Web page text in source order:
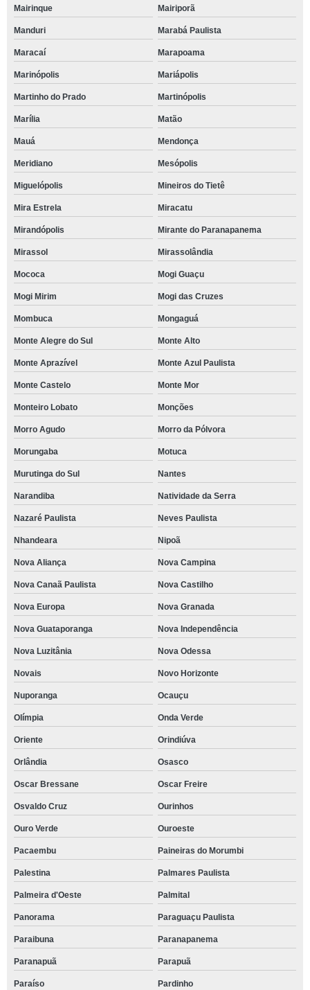
Mairinque Mairiporã
Manduri Marabá Paulista
Maracaí Marapoama
Marinópolis Mariápolis
Martinho do Prado Martinópolis
Marília Matão
Mauá Mendonça
Meridiano Mesópolis
Miguelópolis Mineiros do Tietê
Mira Estrela Miracatu
Mirandópolis Mirante do Paranapanema
Mirassol Mirassolândia
Mococa Mogi Guaçu
Mogi Mirim Mogi das Cruzes
Mombuca Mongaguá
Monte Alegre do Sul Monte Alto
Monte Aprazível Monte Azul Paulista
Monte Castelo Monte Mor
Monteiro Lobato Monções
Morro Agudo Morro da Pólvora
Morungaba Motuca
Murutinga do Sul Nantes
Narandiba Natividade da Serra
Nazaré Paulista Neves Paulista
Nhandeara Nipoã
Nova Aliança Nova Campina
Nova Canaã Paulista Nova Castilho
Nova Europa Nova Granada
Nova Guataporanga Nova Independência
Nova Luzitânia Nova Odessa
Novais Novo Horizonte
Nuporanga Ocauçu
Olímpia Onda Verde
Oriente Orindiúva
Orlândia Osasco
Oscar Bressane Oscar Freire
Osvaldo Cruz Ourinhos
Ouro Verde Ouroeste
Pacaembu Paineiras do Morumbi
Palestina Palmares Paulista
Palmeira d'Oeste Palmital
Panorama Paraguaçu Paulista
Paraibuna Paranapanema
Paranapuã Parapuã
Paraíso Pardinho